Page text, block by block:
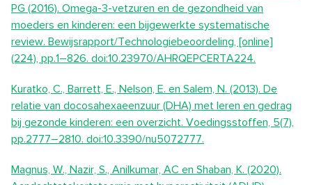
PG (2016). Omega-3-vetzuren en de gezondheid van
moeders en kinderen: een bijgewerkte systematische
review. Bewijsrapport/Technologiebeoordeling, [online]
(224), pp.1–826. doi:10.23970/AHRQEPCERTA224.
Kuratko, C., Barrett, E., Nelson, E. en Salem, N. (2013). De
relatie van docosahexaeenzuur (DHA) met leren en gedrag
bij gezonde kinderen: een overzicht. Voedingsstoffen, 5(7),
pp.2777–2810. doi:10.3390/nu5072777.
Magnus, W., Nazir, S., Anilkumar, AC en Shaban, K. (2020).